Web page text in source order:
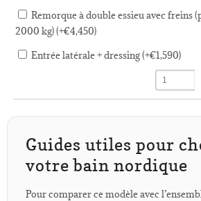
Remorque à double essieu avec freins
2000 kg) (+€4,450)
Entrée latérale + dressing (+€1,590)
Guides utiles pour
votre bain nordique
Pour comparer ce modèle avec